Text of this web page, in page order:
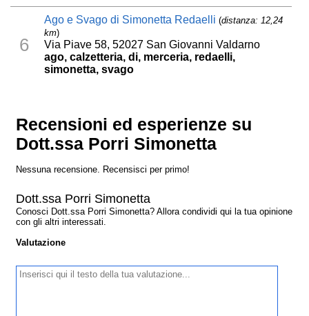
6
Ago e Svago di Simonetta Redaelli (distanza: 12,24
km)
Via Piave 58, 52027 San Giovanni Valdarno
ago, calzetteria, di, merceria, redaelli,
simonetta, svago
Recensioni ed esperienze su
Dott.ssa Porri Simonetta
Nessuna recensione. Recensisci per primo!
Dott.ssa Porri Simonetta
Conosci Dott.ssa Porri Simonetta? Allora condividi qui la tua opinione
con gli altri interessati.
Valutazione